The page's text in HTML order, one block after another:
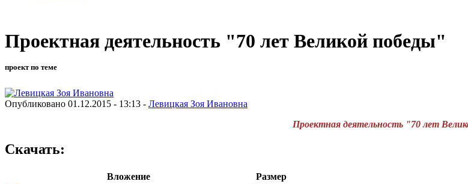
Проектная деятельность "70 лет Великой победы"
проект по теме
Опубликовано 01.12.2015 - 13:13 - Левицкая Зоя Ивановна
Проектная деятельность "70 лет
Скачать:
Вложение
Размер